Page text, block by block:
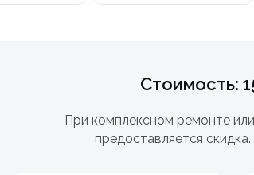
Стоимость:
При комплексном ремонте
предоставляется